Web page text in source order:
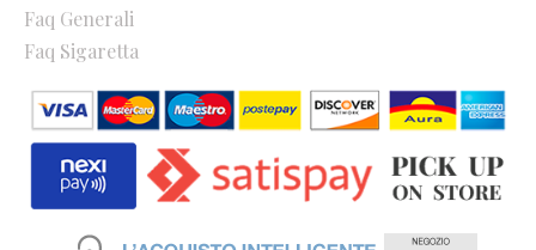
Faq Generali
Faq Sigaretta